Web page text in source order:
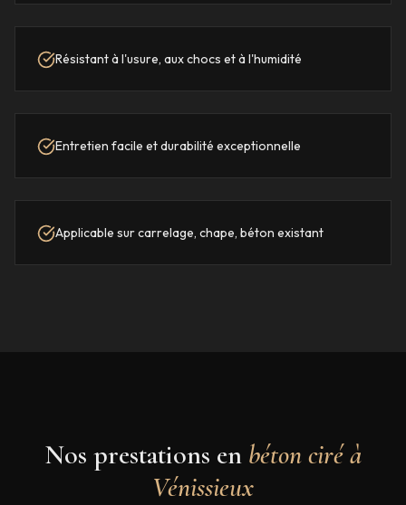
Résistant à l'usure, aux chocs et à l'humidité
Entretien facile et durabilité exceptionnelle
Applicable sur carrelage, chape, béton existant
Nos prestations en béton ciré à
Vénissieux